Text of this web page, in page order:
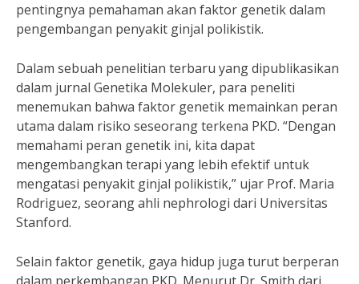
pentingnya pemahaman akan faktor genetik dalam
pengembangan penyakit ginjal polikistik.
Dalam sebuah penelitian terbaru yang dipublikasikan
dalam jurnal Genetika Molekuler, para peneliti
menemukan bahwa faktor genetik memainkan peran
utama dalam risiko seseorang terkena PKD. “Dengan
memahami peran genetik ini, kita dapat
mengembangkan terapi yang lebih efektif untuk
mengatasi penyakit ginjal polikistik,” ujar Prof. Maria
Rodriguez, seorang ahli nephrologi dari Universitas
Stanford.
Selain faktor genetik, gaya hidup juga turut berperan